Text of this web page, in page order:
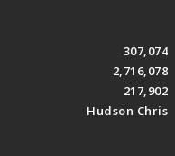
307,074
2,716,078
217,902
Hudson Chris